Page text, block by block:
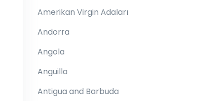
Amerikan Virgin Adaları
Andorra
Angola
Anguilla
Antigua and Barbuda